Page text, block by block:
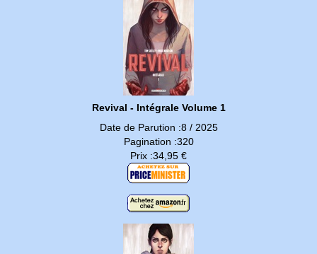
Revival - Intégrale Volume 1
Date de Parution :8 / 2025
Pagination :320
Prix :34,95 €